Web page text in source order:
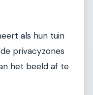
als hun tuin
privacyzones
het beeld af te